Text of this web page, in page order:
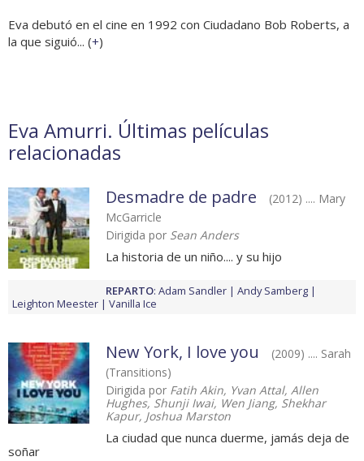
Eva debutó en el cine en 1992 con Ciudadano Bob Roberts, a
la que siguió... (+)
Eva Amurri. Últimas películas
relacionadas
Desmadre de padre
(2012) .... Mary
McGarricle
Dirigida por Sean Anders
La historia de un niño.... y su hijo
REPARTO: Adam Sandler
Andy Samberg
Leighton Meester
Vanilla Ice
New York, I love you
(2009) .... Sarah
(Transitions)
Dirigida por Fatih Akin, Yvan Attal, Allen
Hughes, Shunji Iwai, Wen Jiang, Shekhar
Kapur, Joshua Marston
La ciudad que nunca duerme, jamás deja de
soñar